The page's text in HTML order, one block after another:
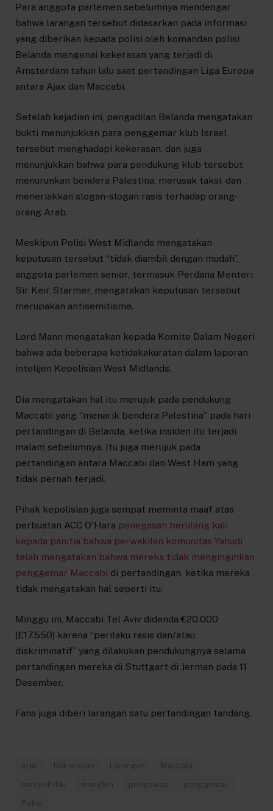
Para anggota parlemen sebelumnya mendengar
bahwa larangan tersebut didasarkan pada informasi
yang diberikan kepada polisi oleh komandan polisi
Belanda mengenai kekerasan yang terjadi di
Amsterdam tahun lalu saat pertandingan Liga Europa
antara Ajax dan Maccabi.
Setelah kejadian ini, pengadilan Belanda mengatakan
bukti menunjukkan para penggemar klub Israel
tersebut menghadapi kekerasan, dan juga
menunjukkan bahwa para pendukung klub tersebut
menurunkan bendera Palestina, merusak taksi, dan
meneriakkan slogan-slogan rasis terhadap orang-
orang Arab.
Meskipun Polisi West Midlands mengatakan
keputusan tersebut “tidak diambil dengan mudah”,
anggota parlemen senior, termasuk Perdana Menteri
Sir Keir Starmer, mengatakan keputusan tersebut
merupakan antisemitisme.
Lord Mann mengatakan kepada Komite Dalam Negeri
bahwa ada beberapa ketidakakuratan dalam laporan
intelijen Kepolisian West Midlands.
Dia mengatakan hal itu merujuk pada pendukung
Maccabi yang “menarik bendera Palestina” pada hari
pertandingan di Belanda, ketika insiden itu terjadi
malam sebelumnya. Itu juga merujuk pada
pertandingan antara Maccabi dan West Ham yang
tidak pernah terjadi.
Pihak kepolisian juga sempat meminta maaf atas
perbuatan ACC O'Hara penegasan berulang kali
kepada panitia bahwa perwakilan komunitas Yahudi
telah mengatakan bahwa mereka tidak menginginkan
penggemar Maccabi di pertandingan, ketika mereka
tidak mengatakan hal seperti itu.
Minggu ini, Maccabi Tel Aviv didenda €20.000
(£17.550) karena “perilaku rasis dan/atau
diskriminatif” yang dilakukan pendukungnya selama
pertandingan mereka di Stuttgart di Jerman pada 11
Desember.
Fans juga diberi larangan satu pertandingan tandang.
atas Kekerasan Larangan Maccabi
menyelidiki mungkin pengawas penggemar
Polisi